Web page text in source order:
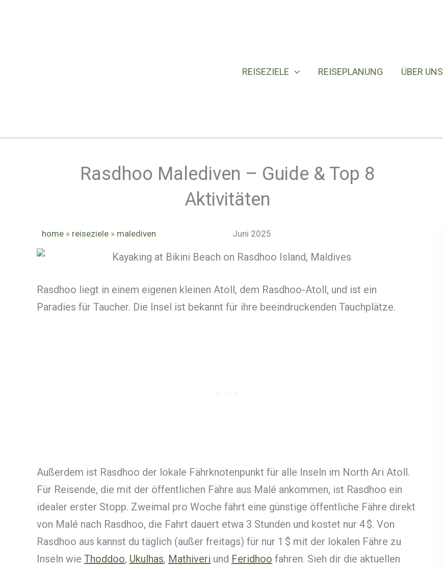
REISEZIELE REISEPLANUNG ÜBER UNS
Rasdhoo Malediven – Guide & Top 8
Aktivitäten
home » reiseziele » malediven Juni 2025
Rasdhoo liegt in einem eigenen kleinen Atoll, dem Rasdhoo-Atoll, und ist ein
Paradies für Taucher. Die Insel ist bekannt für ihre beeindruckenden Tauchplätze.
Außerdem ist Rasdhoo der lokale Fährknotenpunkt für alle Inseln im North Ari Atoll.
Für Reisende, die mit der öffentlichen Fähre aus Malé ankommen, ist Rasdhoo ein
idealer erster Stopp. Zweimal pro Woche fährt eine günstige öffentliche Fähre direkt
von Malé nach Rasdhoo, die Fahrt dauert etwa 3 Stunden und kostet nur 4 $. Von
Rasdhoo aus kannst du täglich (außer freitags) für nur 1 $ mit der lokalen Fähre zu
Inseln wie Thoddoo, Ukulhas, Mathiveri und Feridhoo fahren. Sieh dir die aktuellen